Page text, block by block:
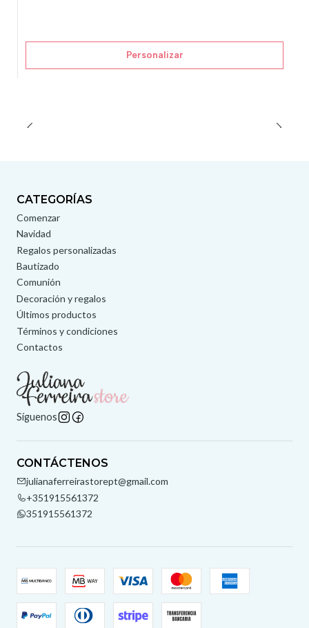
Personalizar
CATEGORÍAS
Comenzar
Navidad
Regalos personalizadas
Bautizado
Comunión
Decoración y regalos
Últimos productos
Términos y condiciones
Contactos
Síguenos
CONTÁCTENOS
julianaferreirastorept@gmail.com
+351915561372
351915561372